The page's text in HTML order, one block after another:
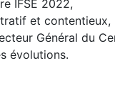
IFSE 2022,
et contentieux,
Général du
évolutions.